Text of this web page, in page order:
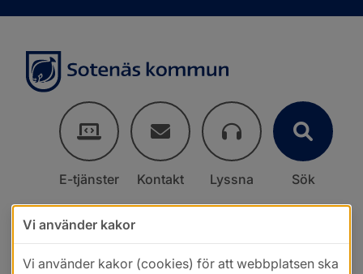
E-tjänster Kontakt Lyssna Sök
Vi använder kakor
Vi använder kakor (cookies) för att webbplatsen ska